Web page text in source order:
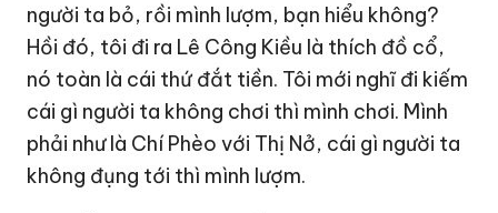
người ta bỏ, rồi mình lượm, bạn hiểu không?
Hồi đó, tôi đi ra Lê Công Kiều là thích đồ cổ,
nó toàn là cái thứ đắt tiền. Tôi mới nghĩ đi kiếm
cái gì người ta không chơi thì mình chơi. Mình
phải như là Chí Phèo với Thị Nở, cái gì người ta
không đụng tới thì mình lượm.